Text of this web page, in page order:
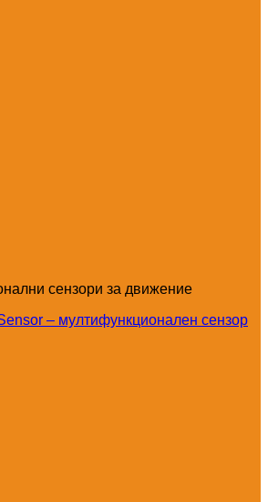
сензори за движение
– мултифункционален сензор